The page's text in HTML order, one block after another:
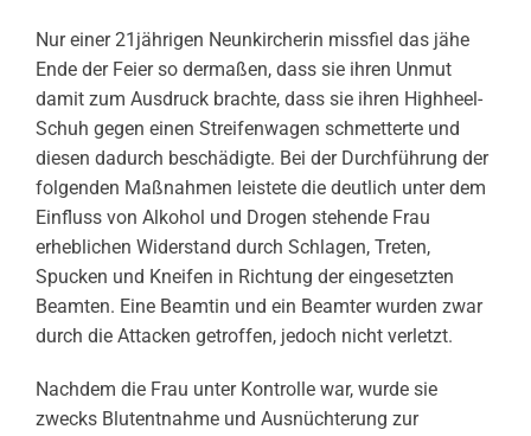
Nur einer 21jährigen Neunkircherin missfiel das jähe
Ende der Feier so dermaßen, dass sie ihren Unmut
damit zum Ausdruck brachte, dass sie ihren Highheel-
Schuh gegen einen Streifenwagen schmetterte und
diesen dadurch beschädigte. Bei der Durchführung der
folgenden Maßnahmen leistete die deutlich unter dem
Einfluss von Alkohol und Drogen stehende Frau
erheblichen Widerstand durch Schlagen, Treten,
Spucken und Kneifen in Richtung der eingesetzten
Beamten. Eine Beamtin und ein Beamter wurden zwar
durch die Attacken getroffen, jedoch nicht verletzt.
Nachdem die Frau unter Kontrolle war, wurde sie
zwecks Blutentnahme und Ausnüchterung zur